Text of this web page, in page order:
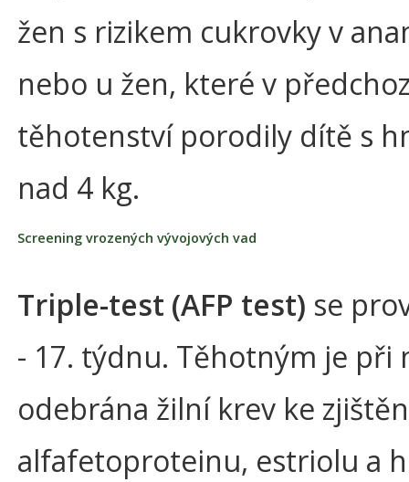
žen s rizikem cukrovky v
nebo u žen, které v
těhotenství porodily dítě s
nad 4 kg.
Screening vrozených vývojových vad
Triple-test (AFP test) se
- 17. týdnu. Těhotným je při
odebrána žilní krev ke
alfafetoproteinu, estriolu a